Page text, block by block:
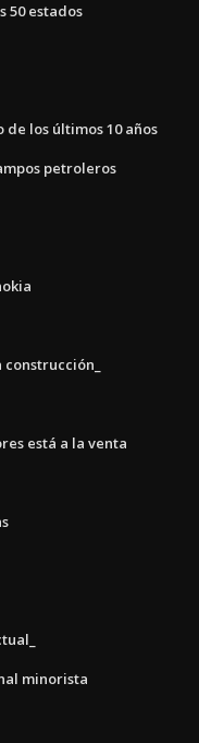
50 estados
los últimos 10 años
petroleros
está a la venta
minorista